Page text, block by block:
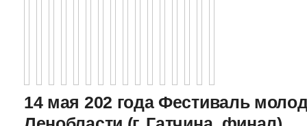
14 мая 202 года Фестиваль